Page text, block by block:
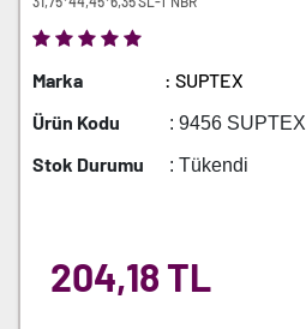
Marka
: SUPTEX
Ürün Kodu
: 9456 SUPTEX
Stok Durumu : Tükendi
204,18 TL